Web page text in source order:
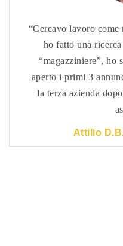
Cercavo lavoro come
ho fatto una
“magazziniere”, ho
aperto i primi 3
la terza azienda
Attilio